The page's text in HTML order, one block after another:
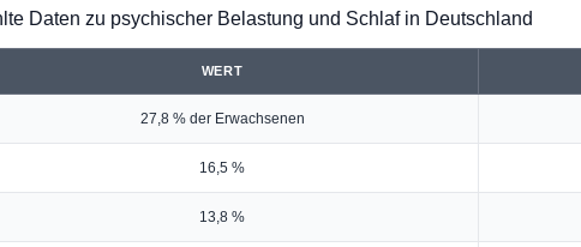
Daten zu psychischer Belastung und Schlaf in Deutschland
WERT
27,8 % der Erwachsenen
16,5 %
13,8 %